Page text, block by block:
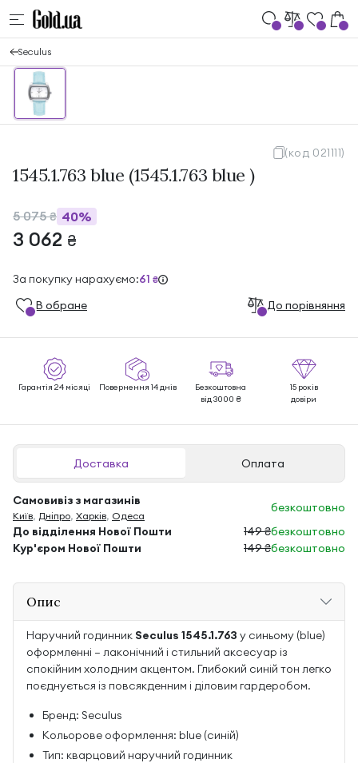
Seculus
(код 021111)
1545.1.763 blue (1545.1.763 blue )
5 075₴ 40%
3 062 ₴
За покупку нарахуємо:61 ₴
В обране До порівняння
Гарантія 24 місяці Повернення 14 днів
Безкоштовна
від 3000 ₴
15 років
довіри
Доставка Оплата
Самовивіз з магазинів
Київ, Дніпро, Харків, Одеса
безкоштовно
До відділення Нової Пошти
149 ₴безкоштовно
Кур'єром Нової Пошти
149 ₴безкоштовно
Опис
Наручний годинник Seculus 1545.1.763 у синьому (blue)
оформленні — лаконічний і стильний аксесуар із
спокійним холодним акцентом. Глибокий синій тон легко
поєднується із повсякденним і діловим гардеробом.
Бренд: Seculus
Кольорове оформлення: blue (синій)
Тип: кварцовий наручний годинник